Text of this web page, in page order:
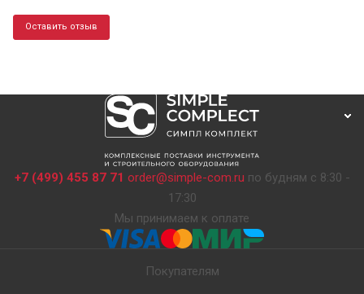
Оставить отзыв
+7 (499) 455 87 71 order@simple-com.ru по будням с 8:30 -
17:30
Мы принимаем к оплате
Покупателям